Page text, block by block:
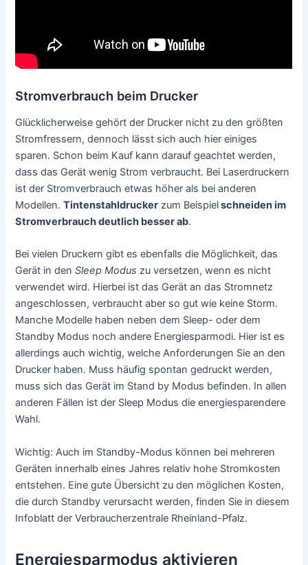
Stromverbrauch beim Drucker
Glücklicherweise gehört der Drucker nicht zu den größten
Stromfressern, dennoch lässt sich auch hier einiges
sparen. Schon beim Kauf kann darauf geachtet werden,
dass das Gerät wenig Strom verbraucht. Bei Laserdruckern
ist der Stromverbrauch etwas höher als bei anderen
Modellen.Tintenstahldrucker zum Beispielschneiden im
Stromverbrauch deutlich besser ab.
Bei vielen Druckern gibt es ebenfalls die Möglichkeit, das
Gerät in denSleep Modus zu versetzen, wenn es nicht
verwendet wird. Hierbei ist das Gerät an das Stromnetz
angeschlossen, verbraucht aber so gut wie keine Storm.
Manche Modelle haben neben dem Sleep- oder dem
Standby Modus noch andere Energiesparmodi. Hier ist es
allerdings auch wichtig, welche Anforderungen Sie an den
Drucker haben. Muss häufig spontan gedruckt werden,
muss sich das Gerät im Stand by Modus befinden. In allen
anderen Fällen ist der Sleep Modus die energiesparendere
Wahl.
Wichtig: Auch im Standby-Modus können bei mehreren
Geräten innerhalb eines Jahres relativ hohe Stromkosten
entstehen. Eine gute Übersicht zu den möglichen Kosten,
die durch Standby verursacht werden, finden Sie in diesem
Infoblatt der Verbraucherzentrale Rheinland-Pfalz.
Energiesparmodus aktivieren